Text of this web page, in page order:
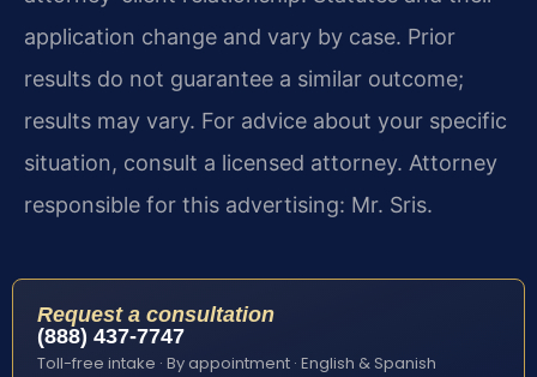
application change and vary by case. Prior
results do not guarantee a similar outcome;
results may vary. For advice about your specific
situation, consult a licensed attorney. Attorney
responsible for this advertising: Mr. Sris.
Request a consultation
(888) 437-7747
Toll-free intake · By appointment · English & Spanish